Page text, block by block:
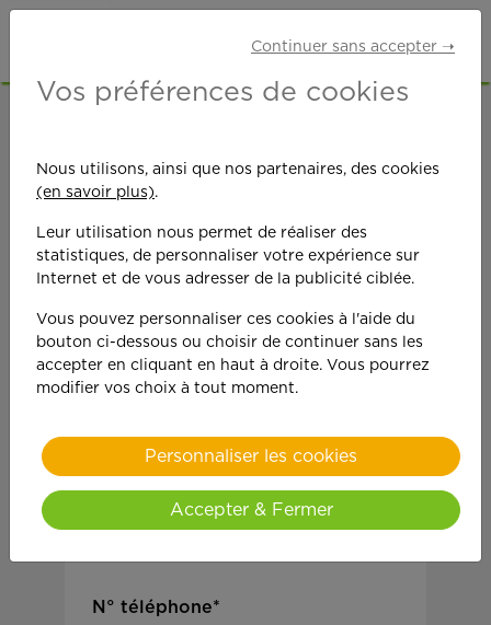
rejoignez-nous
Prénom*
Nom*
N° téléphone*
Continuer sans accepter ➝
Vos préférences de cookies
Nous utilisons, ainsi que nos partenaires, des cookies
(en savoir plus).
Leur utilisation nous permet de réaliser des
statistiques, de personnaliser votre expérience sur
Internet et de vous adresser de la publicité ciblée.
Vous pouvez personnaliser ces cookies à l'aide du
bouton ci-dessous ou choisir de continuer sans les
accepter en cliquant en haut à droite. Vous pourrez
modifier vos choix à tout moment.
Personnaliser les cookies
Accepter & Fermer